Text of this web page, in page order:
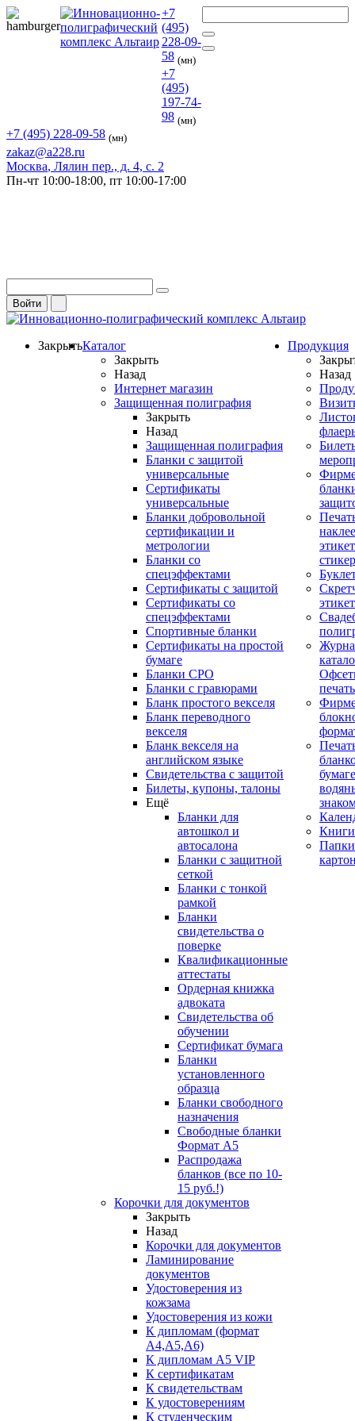
+7
(495)
228-09-
58 (мн)
+7
(495)
197-74-
98 (мн)
+7 (495) 228-09-58 (мн)
zakaz@a228.ru
Москва, Лялин пер., д. 4, с. 2
Пн-чт 10:00-18:00, пт 10:00-17:00
Войти
ЗакрытьКаталог
Закрыть
Назад
Интернет магазин
Защищенная полиграфия
Закрыть
Назад
Защищенная полиграфия
Бланки с защитой
универсальные
Сертификаты
универсальные
Бланки добровольной
сертификации и
метрологии
Бланки со
спецэффектами
Сертификаты с защитой
Сертификаты со
спецэффектами
Спортивные бланки
Cертификаты на простой
бумаге
Бланки СРО
Бланки с гравюрами
Бланк простого векселя
Бланк переводного
векселя
Бланк векселя на
английском языке
Свидетельства с защитой
Билеты, купоны, талоны
Ещё
Бланки для
автошкол и
автосалона
Бланки с защитной
сеткой
Бланки с тонкой
рамкой
Бланки
свидетельства о
поверке
Квалификационные
аттестаты
Ордерная книжка
адвоката
Свидетельства об
обучении
Сертификат бумага
Бланки
установленного
образца
Бланки свободного
назначения
Свободные бланки
Формат А5
Распродажа
бланков (все по 10-
15 руб.!)
Корочки для документов
Закрыть
Назад
Корочки для документов
Ламинирование
документов
Удостоверения из
кожзама
Удостоверения из кожи
К дипломам (формат
А4,А5,А6)
К дипломам А5 VIP
К сертификатам
К свидетельствам
К удостоверениям
К студенческим
Продукция
Назад
печать
Книги
Папки